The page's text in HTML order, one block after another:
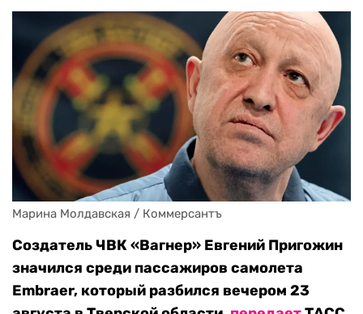
Марина Молдавская / Коммерсантъ
Создатель ЧВК «Вагнер» Евгений Пригожин
значился среди пассажиров самолета
Embraer, который разбился вечером 23